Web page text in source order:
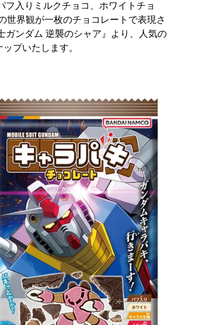
フ入りミルクチョコ、ホワイトチョ
世界観が一枚のチョコレートで表現さ
ガンダム 逆襲のシャア』より、人気の
プいたします。